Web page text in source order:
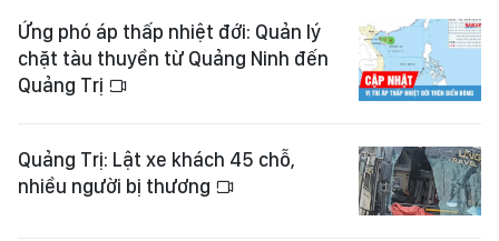
Ứng phó áp thấp nhiệt đới: Quản lý
chặt tàu thuyền từ Quảng Ninh đến
Quảng Trị
Quảng Trị: Lật xe khách 45 chỗ,
nhiều người bị thương